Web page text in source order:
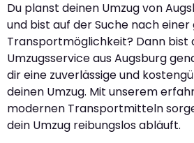
Du planst deinen Umzug von
und bist auf der Suche nach einer
Transportmöglichkeit? Dann bist
Umzugsservice aus Augsburg
dir eine zuverlässige und
deinen Umzug. Mit unserem
modernen Transportmitteln
dein Umzug reibungslos abläuft.